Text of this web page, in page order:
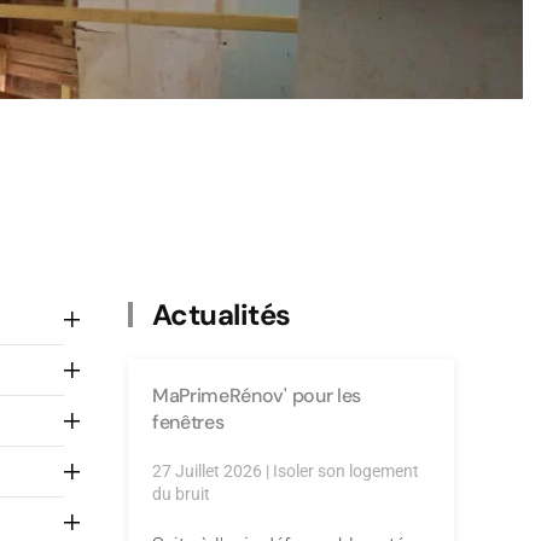
Actualités
MaPrimeRénov' pour les
fenêtres
27 Juillet 2026 | Isoler son logement
du bruit